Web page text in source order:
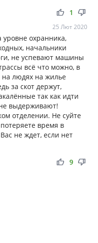
thumb_up thumb_down
1
25 Лют 2020
уровне охранника,
начальники
не успевают машины
всё что можно, в
на людях на жилье
за скот держут,
так как идти
выдерживают!
отделении. Не суйте
время в
не ждет, если нет
thumb_up thumb_down
9